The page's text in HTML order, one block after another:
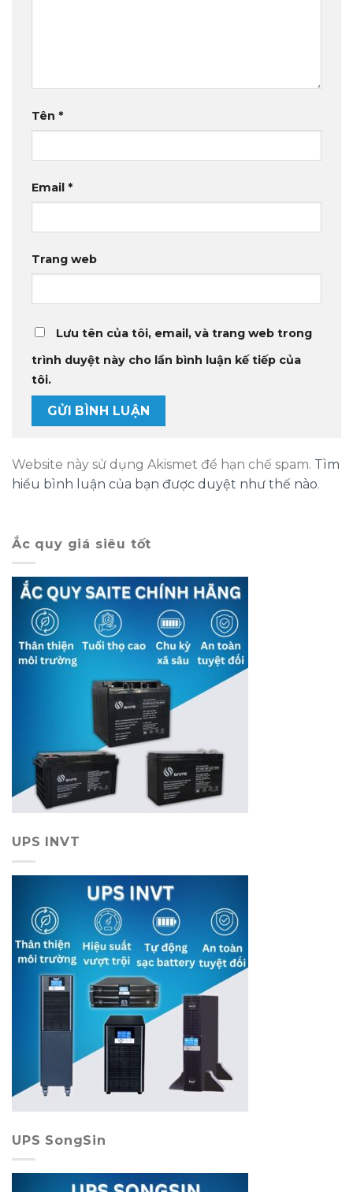
Tên *
Email *
Trang web
Lưu tên của tôi, email, và trang web trong
trình duyệt này cho lần bình luận kế tiếp của
tôi.
Website này sử dụng Akismet để hạn chế spam. Tìm
hiểu bình luận của bạn được duyệt như thế nào.
Ắc quy giá siêu tốt
UPS INVT
UPS SongSin